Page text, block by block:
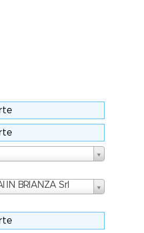
IN BRIANZA Srl